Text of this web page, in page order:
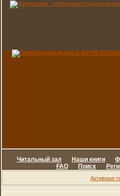
Читальный зал Наши книги
FAQ
Поиск
Активные